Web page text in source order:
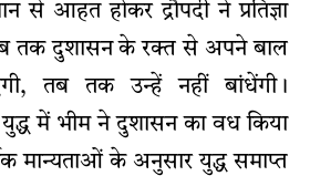
से आहत होकर द्रौपदी ने प्रतिज्ञा
तक दुशासन के रक्त से अपने बाल
तब तक उन्हें नहीं बांधेंगी।
युद्ध में भीम ने दुशासन का वध किया
मान्यताओं के अनुसार युद्ध समाप्त